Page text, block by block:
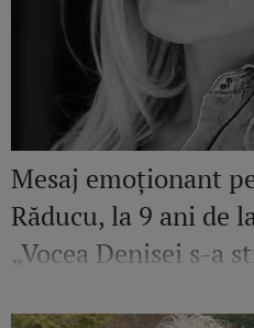
Mesaj emoționant
Răducu, la 9 ani de
„Vocea Denisei s-a